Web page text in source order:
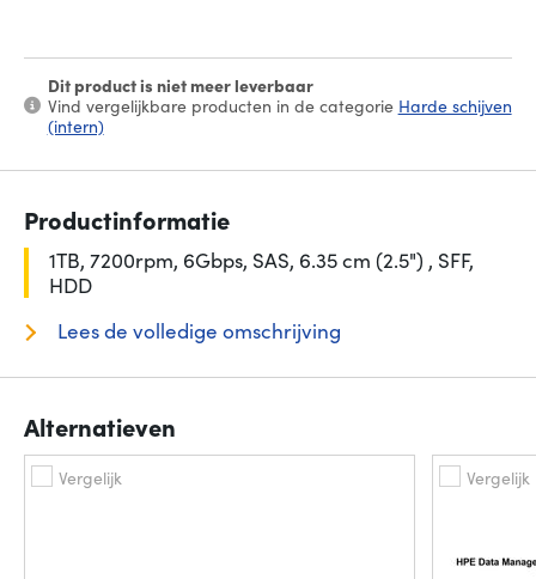
Dit product is niet meer leverbaar
Vind vergelijkbare producten in de categorie Harde schijven
(intern)
Productinformatie
1TB, 7200rpm, 6Gbps, SAS, 6.35 cm (2.5") , SFF,
HDD
Lees de volledige omschrijving
Alternatieven
Vergelijk Vergelijk